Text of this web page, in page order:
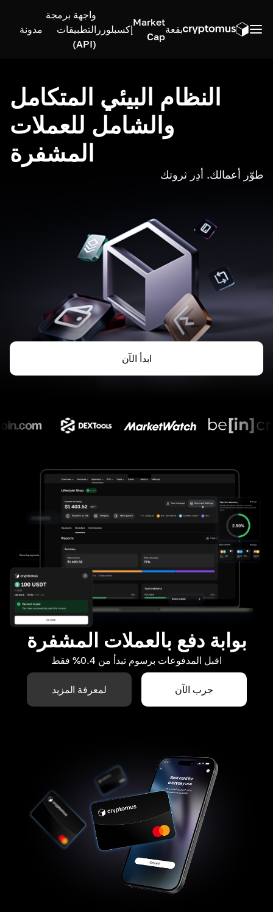
بقعة
Market
Cap
إكسبلورر
واجهة برمجة
التطبيقات
(API)
مدونة
النظام البيئي المتكامل
والشامل للعملات
المشفرة
طوّر أعمالك. أدِر ثروتك
ابدأ الآن
بوابة دفع بالعملات المشفرة
اقبل المدفوعات برسوم تبدأ من 0.4% فقط
جرب الآن لمعرفة المزيد